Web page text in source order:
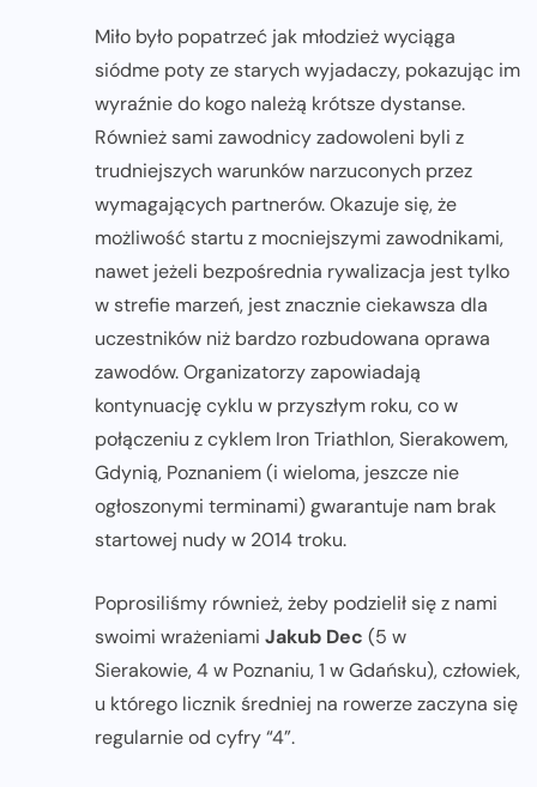
Miło było popatrzeć jak młodzież wyciąga
siódme poty ze starych wyjadaczy, pokazując im
wyraźnie do kogo należą krótsze dystanse.
Również sami zawodnicy zadowoleni byli z
trudniejszych warunków narzuconych przez
wymagających partnerów. Okazuje się, że
możliwość startu z mocniejszymi zawodnikami,
nawet jeżeli bezpośrednia rywalizacja jest tylko
w strefie marzeń, jest znacznie ciekawsza dla
uczestników niż bardzo rozbudowana oprawa
zawodów. Organizatorzy zapowiadają
kontynuację cyklu w przyszłym roku, co w
połączeniu z cyklem Iron Triathlon, Sierakowem,
Gdynią, Poznaniem (i wieloma, jeszcze nie
ogłoszonymi terminami) gwarantuje nam brak
startowej nudy w 2014 troku.
Poprosiliśmy również, żeby podzielił się z nami
swoimi wrażeniami Jakub Dec (5 w
Sierakowie, 4 w Poznaniu, 1 w Gdańsku), człowiek,
u którego licznik średniej na rowerze zaczyna się
regularnie od cyfry “4”.